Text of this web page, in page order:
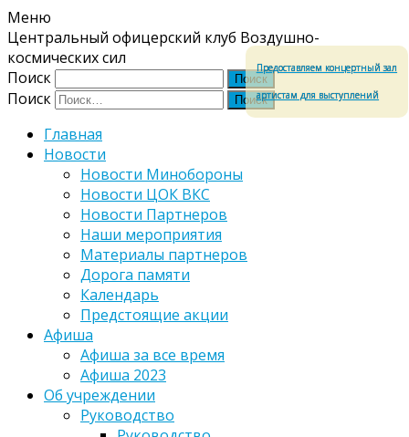
Меню
Центральный офицерский клуб Воздушно-
космических сил
Поиск
Поиск
Главная
Новости
Новости Минобороны
Новости ЦОК ВКС
Новости Партнеров
Наши мероприятия
Материалы партнеров
Дорога памяти
Календарь
Предстоящие акции
Афиша
Афиша за все время
Афиша 2023
Об учреждении
Руководство
Предоставляем концертный зал
артистам для выступлений